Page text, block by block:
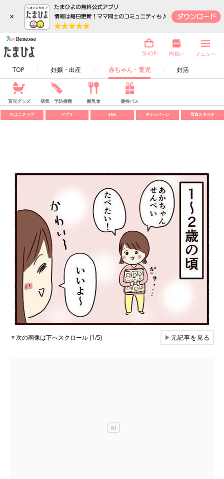
×
TOP 妊娠・出産 赤ちゃん・育児 妊活
SHOP 内祝い メニュー
育児グッズ 病気・予防接種 離乳食 優待パス
ひよこクラブ アプリ SNS キャンペーン 写真スタジオ
▼次の画像は下へスクロール (1/5) ▶元記事を見る